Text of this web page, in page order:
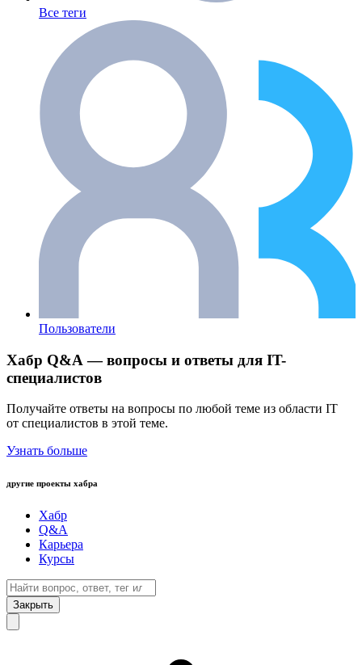
Все теги
Пользователи
Хабр Q&A — вопросы и ответы для IT-
специалистов
Получайте ответы на вопросы по любой теме из области IT
от специалистов в этой теме.
Узнать больше
другие проекты хабра
Хабр
Q&A
Карьера
Курсы
Закрыть